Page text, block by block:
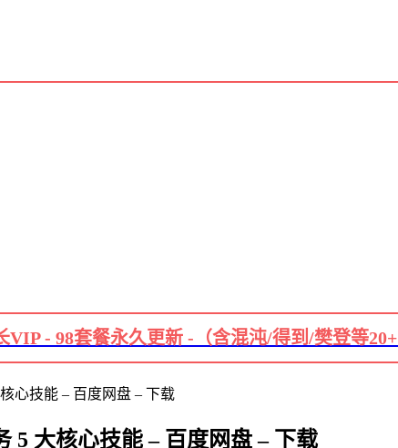
VIP - 98套餐永久更新 -（含混沌/得到/樊登等
心技能 – 百度网盘 – 下载
5 大核心技能 – 百度网盘 – 下载